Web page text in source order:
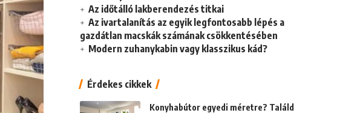
Az időtálló lakberendezés titkai
Az ivartalanítás az egyik legfontosabb lépés a
gazdátlan macskák számának csökkentésében
Modern zuhanykabin vagy klasszikus kád?
Érdekes cikkek
Konyhabútor egyedi méretre? Találd